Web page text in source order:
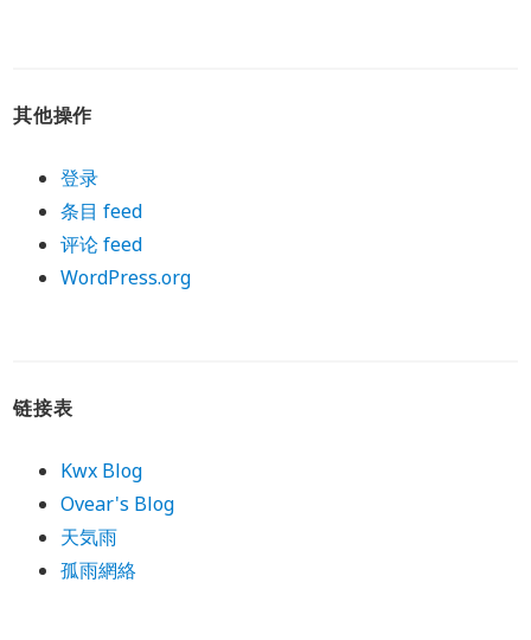
其他操作
登录
条目 feed
评论 feed
WordPress.org
链接表
Kwx Blog
Ovear's Blog
天気雨
孤雨網絡